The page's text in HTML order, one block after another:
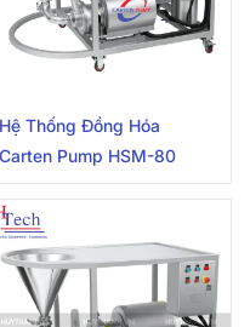
Hệ Thống Đồng Hóa
Carten Pump HSM-80